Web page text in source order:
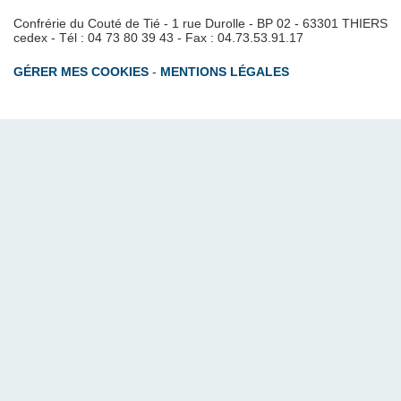
Confrérie du Couté de Tié - 1 rue Durolle - BP 02 - 63301 THIERS
cedex - Tél : 04 73 80 39 43 - Fax : 04.73.53.91.17
GÉRER MES COOKIES - MENTIONS LÉGALES